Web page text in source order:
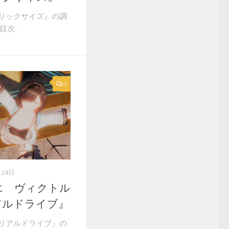
ックサイズ』の調
次...
0
日
ヴィクトル
ドライブ』
アルドライブ』の